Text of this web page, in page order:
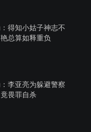
得知小姑子神志不
总算如释重负
李亚亮为躲避警察
畏罪自杀